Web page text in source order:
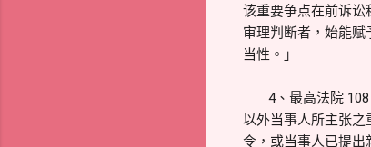
该重要争点在前诉讼
审理判断者，始能
当性。」
4、最高法院 108
以外当事人所主张之
令，或当事人已提出